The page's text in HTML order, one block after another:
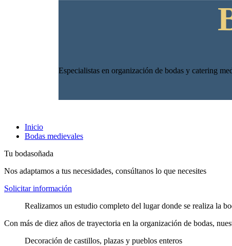
Especialistas en organización de bodas y catering
Inicio
Bodas medievales
Tu bodasoñada
Nos adaptamos a tus necesidades, consúltanos lo que necesites
Solicitar información
Realizamos un estudio completo del lugar donde se realiza la
Con más de diez años de trayectoria en la organización de bodas,
Decoración de castillos, plazas y pueblos enteros